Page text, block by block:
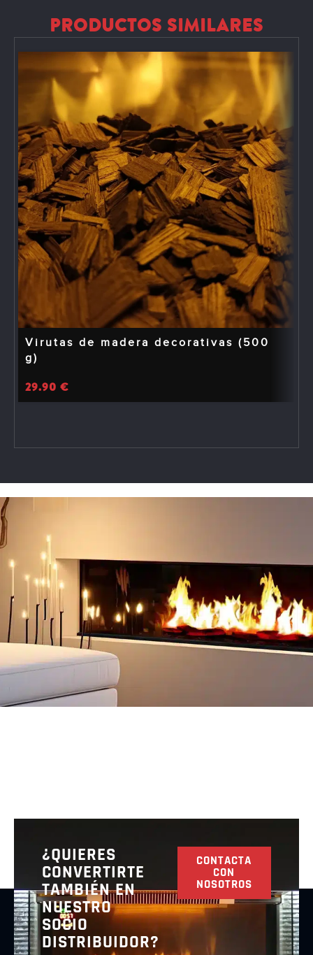
PRODUCTOS SIMILARES
Virutas de madera decorativas (500
g)
29.90 €
¿QUIERES
CONVERTIRTE
TAMBIÉN EN
NUESTRO
SOCIO
DISTRIBUIDOR?
CONTACTA
CON
NOSOTROS